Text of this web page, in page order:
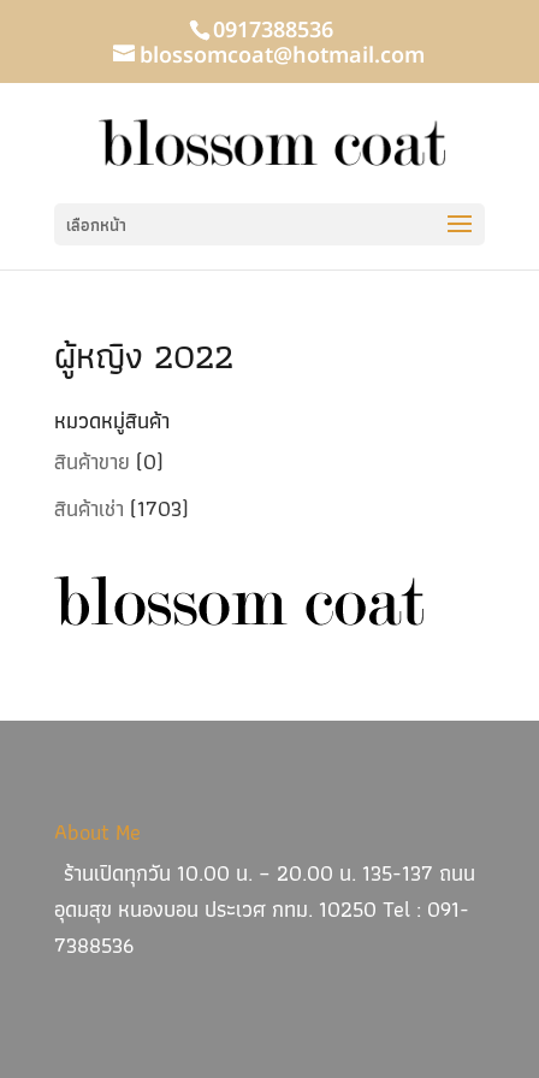
0917388536
blossomcoat@hotmail.com
เลือกหน้า
ผู้หญิง 2022
หมวดหมู่สินค้า
สินค้าขาย (0)
สินค้าเช่า (1703)
About Me
ร้านเปิดทุกวัน 10.00 น. – 20.00 น. 135-137 ถนน
อุดมสุข หนองบอน ประเวศ กทม. 10250 Tel : 091-
7388536